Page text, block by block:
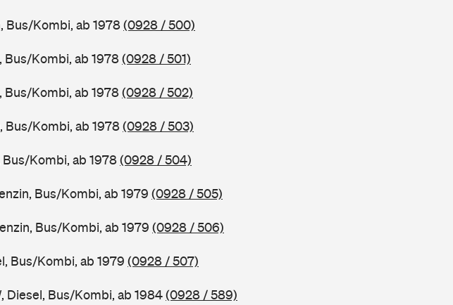
Bus/Kombi, ab 1978(0928 / 500)
Bus/Kombi, ab 1978(0928 / 501)
Bus/Kombi, ab 1978(0928 / 502)
Bus/Kombi, ab 1978(0928 / 503)
Bus/Kombi, ab 1978(0928 / 504)
Bus/Kombi, ab 1979 (0928 / 505)
Bus/Kombi, ab 1979 (0928 / 506)
Bus/Kombi, ab 1979 (0928 / 507)
Diesel, Bus/Kombi, ab 1984(0928 / 589)